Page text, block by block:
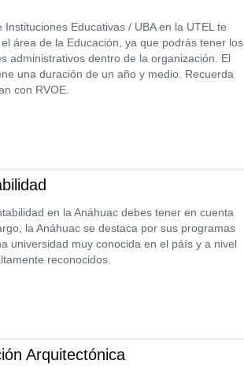
Educativas / UBA en la UTEL te
área de la Educación, ya que podrás tener los
administrativos dentro de la organización. El
una duración de un año y medio. Recuerda
con RVOE.
en la Anáhuac debes tener en cuenta
la Anáhuac se destaca por sus programas
universidad muy conocida en el páís y a nivel
reconocidos.
Arquitectónica